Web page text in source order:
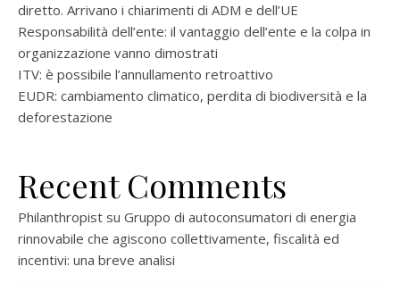
diretto. Arrivano i chiarimenti di ADM e dell’UE
Responsabilità dell’ente: il vantaggio dell’ente e la colpa in
organizzazione vanno dimostrati
ITV: è possibile l’annullamento retroattivo
EUDR: cambiamento climatico, perdita di biodiversità e la
deforestazione
Recent Comments
Philanthropist su Gruppo di autoconsumatori di energia
rinnovabile che agiscono collettivamente, fiscalità ed
incentivi: una breve analisi